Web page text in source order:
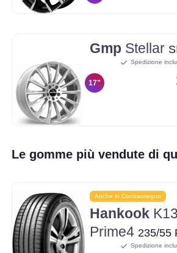
Gmp Stellar
17"
Spedizione
Le gomme più vendute di
Anche in Contrassegno
Hankook
Prime4 235/55
Spedizione